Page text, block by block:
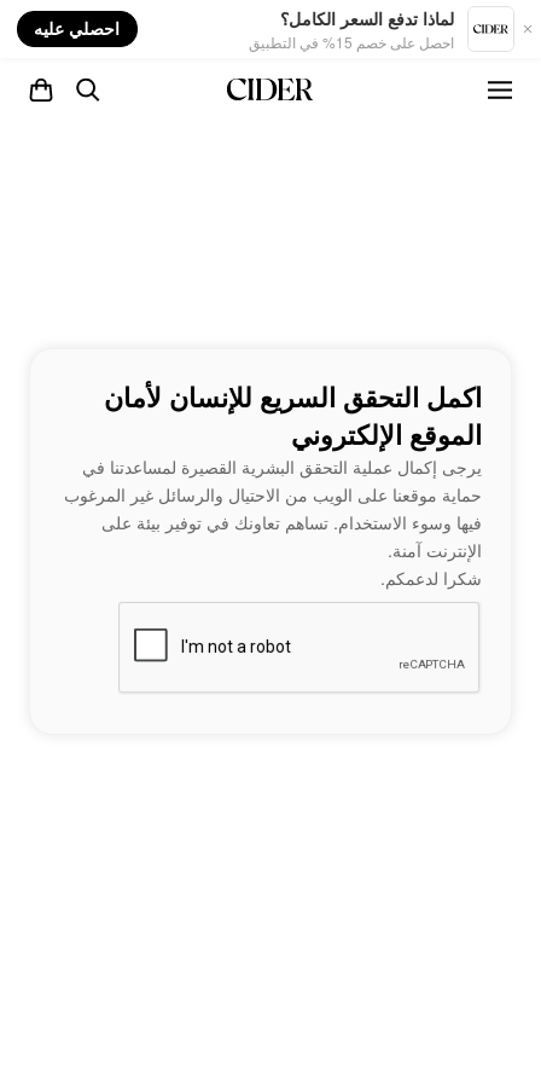
لماذا تدفع السعر الكامل؟
احصل على خصم 15% في التطبيق
احصلي عليه
اكمل التحقق السريع للإنسان لأمان
الموقع الإلكتروني
يرجى إكمال عملية التحقق البشرية القصيرة لمساعدتنا في
حماية موقعنا على الويب من الاحتيال والرسائل غير المرغوب
فيها وسوء الاستخدام. تساهم تعاونك في توفير بيئة على
الإنترنت آمنة.
شكرا لدعمكم.